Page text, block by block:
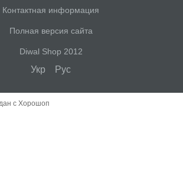
Контактная информация
Полная версия сайта
Diwal Shop 2012
Укр Рус
с Хорошоп